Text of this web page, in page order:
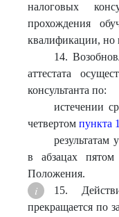
налоговых
прохождения
квалификации, но
14.
аттестата
консультанта по:
истечении
четвертом пункта
результатам
в абзацах
Положения.
15.
прекращается по